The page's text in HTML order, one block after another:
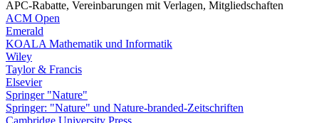
APC-Rabatte, Vereinbarungen mit Verlagen, Mitgliedschaften
ACM Open
Emerald
KOALA Mathematik und Informatik
Wiley
Taylor & Francis
Elsevier
Springer "Nature"
Springer: "Nature" und Nature-branded-Zeitschriften
Cambridge University Press